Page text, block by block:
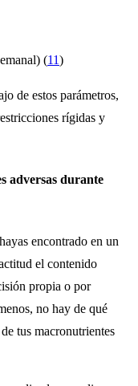
(11)
de estos parámetros,
rígidas y
adversas durante
encontrado en un
el contenido
propia o por
no hay de qué
tus macronutrientes